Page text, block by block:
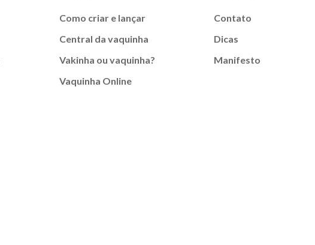
Como criar e lançar
Central da vaquinha
Vakinha ou vaquinha?
Vaquinha Online
Contato
Dicas
Manifesto